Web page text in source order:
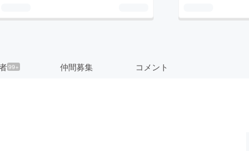
99+ 仲間募集 コメント